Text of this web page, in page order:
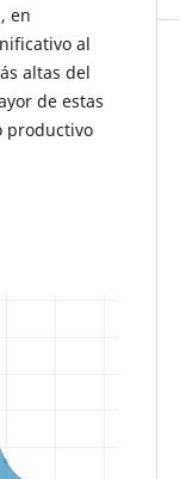
en
al
altas del
de estas
productivo